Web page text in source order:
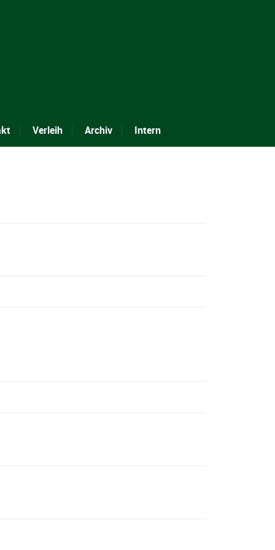
Verleih Archiv Intern